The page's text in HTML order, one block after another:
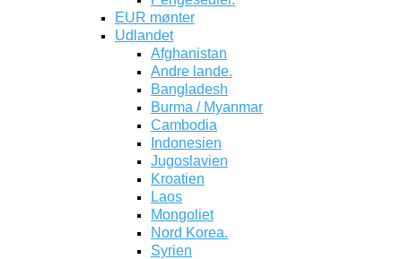
EUR mønter
Udlandet
Afghanistan
Andre lande.
Bangladesh
Burma / Myanmar
Cambodia
Indonesien
Jugoslavien
Kroatien
Laos
Mongoliet
Nord Korea.
Syrien